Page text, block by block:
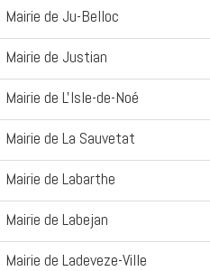
Mairie de Ju-Belloc
Mairie de Justian
Mairie de L'Isle-de-Noé
Mairie de La Sauvetat
Mairie de Labarthe
Mairie de Labejan
Mairie de Ladeveze-Ville